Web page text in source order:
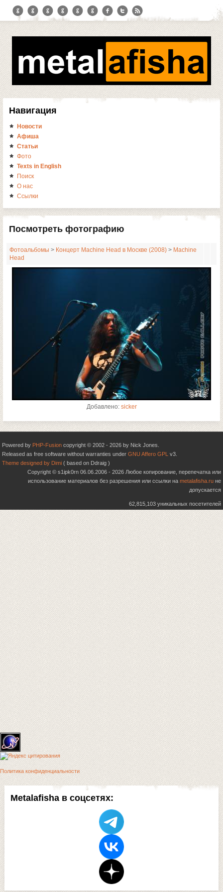
Metalafisha в соцсетях:
Навигация
Новости
Афиша
Статьи
Фото
Texts in English
Поиск
О нас
Ссылки
Посмотреть фотографию
Фотоальбомы > Концерт Machine Head в Москве (2008) > Machine
Head
Добавлено: sicker
Powered by PHP-Fusion copyright © 2002 - 2026 by Nick Jones.
Released as free software without warranties under GNU Affero GPL v3.
Theme designed by Dimi ( based on Ddraig )
Copyright © s1ipk0rn 06.06.2006 - 2026 Любое копирование, перепечатка или
использование материалов без разрешения или ссылки на metalafisha.ru не
допускается
62,815,103 уникальных посетителей
Политика конфиденциальности